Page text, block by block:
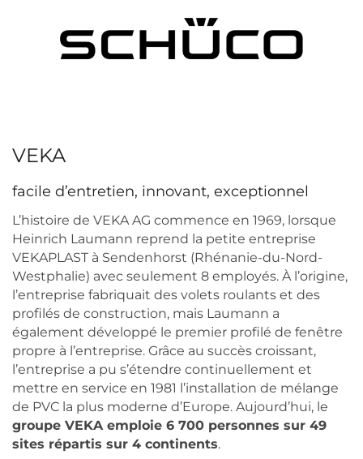
VEKA
facile d’entretien, innovant, exceptionnel
L’histoire de VEKA AG commence en 1969, lorsque
Heinrich Laumann reprend la petite entreprise
VEKAPLAST à Sendenhorst (Rhénanie-du-Nord-
Westphalie) avec seulement 8 employés. À l’origine,
l’entreprise fabriquait des volets roulants et des
profilés de construction, mais Laumann a
également développé le premier profilé de fenêtre
propre à l’entreprise. Grâce au succès croissant,
l’entreprise a pu s’étendre continuellement et
mettre en service en 1981 l’installation de mélange
de PVC la plus moderne d’Europe. Aujourd’hui, le
groupe VEKA emploie 6 700 personnes sur 49
sites répartis sur 4 continents.